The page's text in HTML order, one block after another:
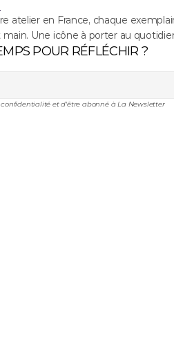
atelier en France, chaque
Une icône à porter au
POUR RÉFLÉCHIR ?
et d'être abonné à La Newsletter